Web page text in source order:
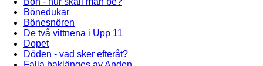
Bönedukar
Bönesnören
De två vittnena i Upp 11
Dopet
Döden - vad sker efteråt?